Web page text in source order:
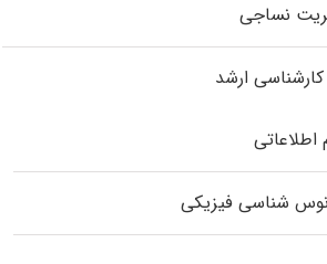
نساجی
ارشد
شناسی فیزیکی